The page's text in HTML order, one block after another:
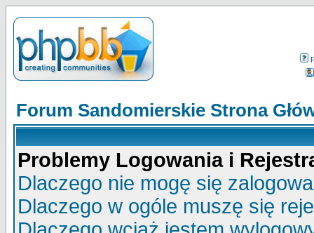
Forum Sandomierskie Strona
Problemy Logowania i
Dlaczego nie mogę się
Dlaczego w ogóle muszę się